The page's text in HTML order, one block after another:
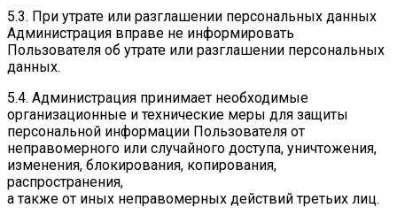
5.3. При утрате или разглашении персональных данных
Администрация вправе не информировать
Пользователя об утрате или разглашении персональных
данных.
5.4. Администрация принимает необходимые
организационные и технические меры для защиты
персональной информации Пользователя от
неправомерного или случайного доступа, уничтожения,
изменения, блокирования, копирования,
распространения,
а также от иных неправомерных действий третьих лиц.